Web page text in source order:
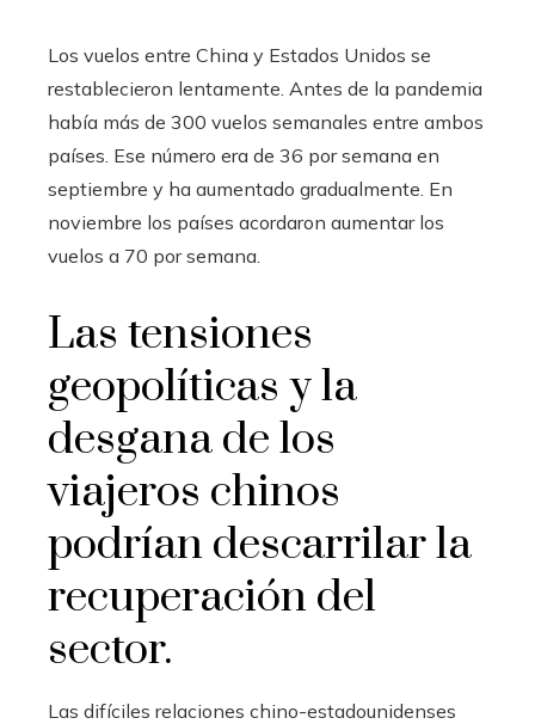
Los vuelos entre China y Estados Unidos se
restablecieron lentamente. Antes de la pandemia
había más de 300 vuelos semanales entre ambos
países. Ese número era de 36 por semana en
septiembre y ha aumentado gradualmente. En
noviembre los países acordaron aumentar los
vuelos a 70 por semana.
Las tensiones
geopolíticas y la
desgana de los
viajeros chinos
podrían descarrilar la
recuperación del
sector.
Las difíciles relaciones chino-estadounidenses